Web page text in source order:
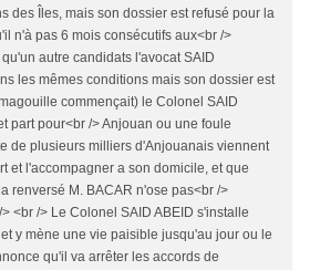
des Îles, mais son dossier est refusé pour la
n'à pas 6 mois consécutifs aux<br />
autre candidats l'avocat SAID
les mêmes conditions mais son dossier est
commençait) le Colonel SAID
part pour<br /> Anjouan ou une foule
de plusieurs milliers d'Anjouanais viennent
et l'accompagner a son domicile, et que
renversé M. BACAR n'ose pas<br />
> <br /> Le Colonel SAID ABEID s'installe
y mène une vie paisible jusqu'au jour ou le
qu'il va arrêter les accords de